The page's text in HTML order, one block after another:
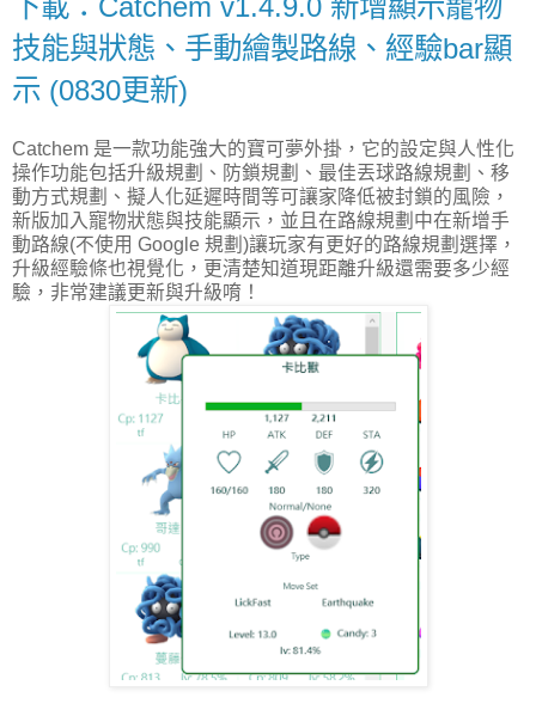
技能與狀態、手動繪製路線、經驗bar顯
示 (0830更新)
Catchem 是一款功能強大的寶可夢外掛，它的設定與人性化
操作功能包括升級規劃、防鎖規劃、最佳丟球路線規劃、移
動方式規劃、擬人化延遲時間等可讓家降低被封鎖的風險，
新版加入寵物狀態與技能顯示，並且在路線規劃中在新增手
動路線(不使用 Google 規劃)讓玩家有更好的路線規劃選擇，
升級經驗條也視覺化，更清楚知道現距離升級還需要多少經
驗，非常建議更新與升級唷！